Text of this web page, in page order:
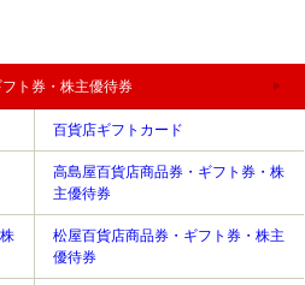
ト券・株主優待券
百貨店ギフトカード
高島屋百貨店商品券・ギフト券・株
主優待券
松屋百貨店商品券・ギフト券・株主
優待券